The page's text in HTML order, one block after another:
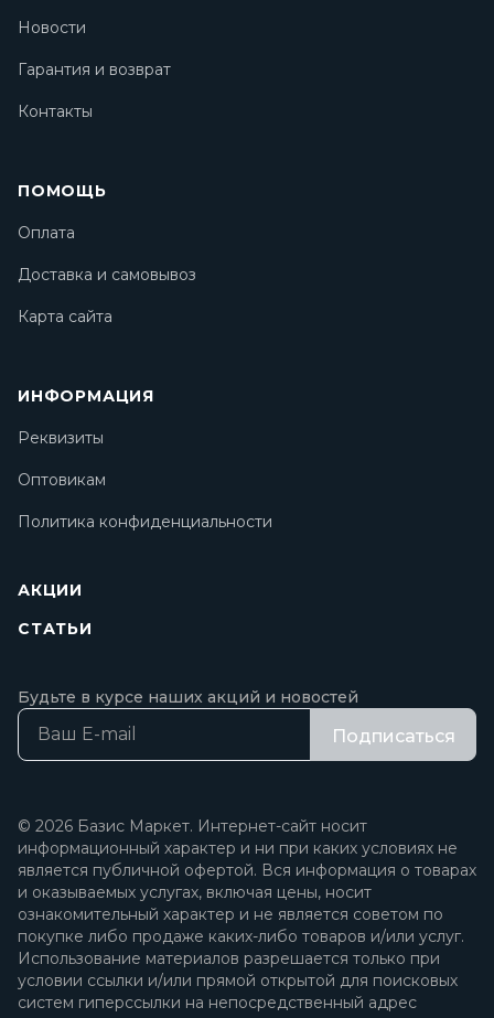
Новости
Гарантия и возврат
Контакты
ПОМОЩЬ
Оплата
Доставка и самовывоз
Карта сайта
ИНФОРМАЦИЯ
Реквизиты
Оптовикам
Политика конфиденциальности
АКЦИИ
СТАТЬИ
Будьте в курсе наших акций и новостей
Подписаться
© 2026 Базис Маркет. Интернет-сайт носит
информационный характер и ни при каких условиях не
является публичной офертой. Вся информация о товарах
и оказываемых услугах, включая цены, носит
ознакомительный характер и не является советом по
покупке либо продаже каких-либо товаров и/или услуг.
Использование материалов разрешается только при
условии ссылки и/или прямой открытой для поисковых
систем гиперссылки на непосредственный адрес